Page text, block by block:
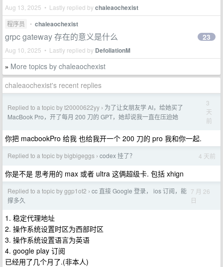
Aug 13, 2025 • Lastly replied bychaleaochexist
程序员 • chaleaochexist
grpc gateway 存在的意义是什么
Aug 10, 2025 • Lastly replied by DefoliationM
23
» More topics by chaleaochexist
chaleaochexist's recent replies
Replied to a topic by t20000622yy › 为了让女朋友学 AI，给她买了
MacBook Pro，开了每月 200 刀的 GPT，她却说我一直在压迫她
3
天
前
你把 macbookPro 给我 也给我开一个 200 刀的 pro 我和你一起.
Replied to a topic by bigbigeggs › codex 挂了？ 4 天前
你是不是 思考用的 max 或者 ultra 这俩超级卡. 包括 xhign
Replied to a topic by ggp1ot2 › cc 直接 Google 登录， ios 订阅，能
撑多久
7 月 26
日
1. 稳定代理地址
2. 操作系统设置时区为西部时区
3. 操作系统设置语言为英语
4. google play 订阅
已经用了几个月了.(非本人)